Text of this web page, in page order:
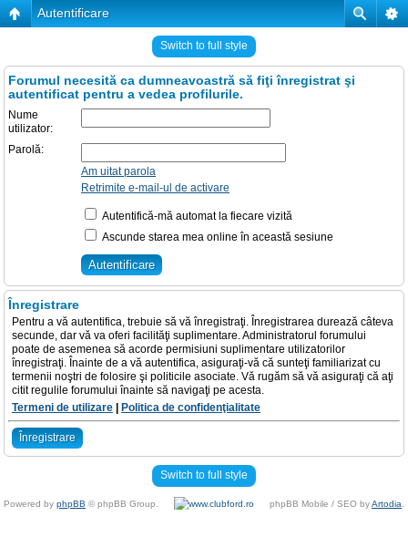
Autentificare
Switch to full style
Forumul necesită ca dumneavoastră să fiţi înregistrat şi
autentificat pentru a vedea profilurile.
Nume
utilizator:
Parolă:
Am uitat parola
Retrimite e-mail-ul de activare
Autentifică-mă automat la fiecare vizită
Ascunde starea mea online în această sesiune
Înregistrare
Pentru a vă autentifica, trebuie să vă înregistraţi. Înregistrarea durează câteva
secunde, dar vă va oferi facilităţi suplimentare. Administratorul forumului
poate de asemenea să acorde permisiuni suplimentare utilizatorilor
înregistraţi. Înainte de a vă autentifica, asiguraţi-vă că sunteţi familiarizat cu
termenii noştri de folosire şi politicile asociate. Vă rugăm să vă asiguraţi că aţi
citit regulile forumului înainte să navigaţi pe acesta.
Termeni de utilizare
Politica de confidenţialitate
Înregistrare
Switch to full style
Powered by phpBB © phpBB Group. phpBB Mobile / SEO byArtodia